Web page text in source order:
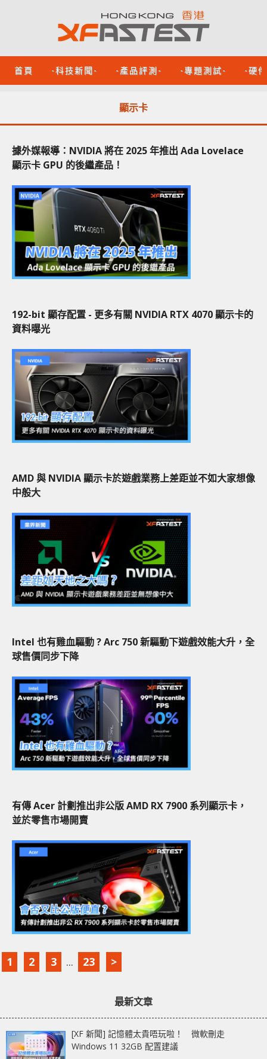
首頁 -科技新聞- -產品評測- -專題測試- -硬
顯示卡
據外媒報導：NVIDIA 將在 2025 年推出 Ada Lovelace
顯示卡 GPU 的後繼產品！
192-bit 顯存配置 - 更多有關 NVIDIA RTX 4070 顯示卡的
資料曝光
AMD 與 NVIDIA 顯示卡於遊戲業務上差距並不如大家想像
中般大
Intel 也有雞血驅動 ? Arc 750 新驅動下遊戲效能大升，全
球售價同步下降
有傳 Acer 計劃推出非公版 AMD RX 7900 系列顯示卡，
並於零售市場開賣
1 2 3 ... 23 >
最新文章
[XF 新聞] 記憶體太貴唔玩啦！ 微軟刪走
Windows 11 32GB 配置建議